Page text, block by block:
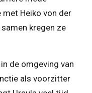
Heiko von der
kregen ze
de omgeving van
als voorzitter